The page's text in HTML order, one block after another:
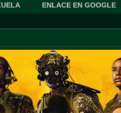
ENLACE EN GOOGLE